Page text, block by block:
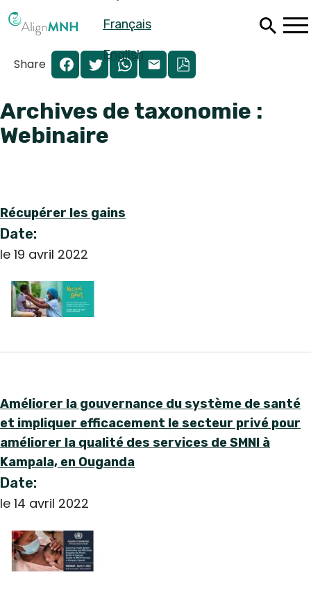
principal
Français
English
Español
Français
English
Share
Archives de taxonomie :
Webinaire
Récupérer les gains
Date:
le 19 avril 2022
Améliorer la gouvernance du système de santé
et impliquer efficacement le secteur privé pour
améliorer la qualité des services de SMNI à
Kampala, en Ouganda
Date:
le 14 avril 2022